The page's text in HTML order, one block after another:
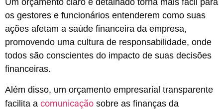
Um orçamento claro e detalhado torna mais fácil para
os gestores e funcionários entenderem como suas
ações afetam a saúde financeira da empresa,
promovendo uma cultura de responsabilidade, onde
todos são conscientes do impacto de suas decisões
financeiras.
Além disso, um orçamento empresarial transparente
facilita a comunicação sobre as finanças da